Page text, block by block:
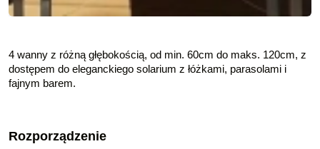
4 wanny z różną głębokością, od min. 60cm do maks. 120cm, z
dostępem do eleganckiego solarium z łóżkami, parasolami i
fajnym barem.
Rozporządzenie